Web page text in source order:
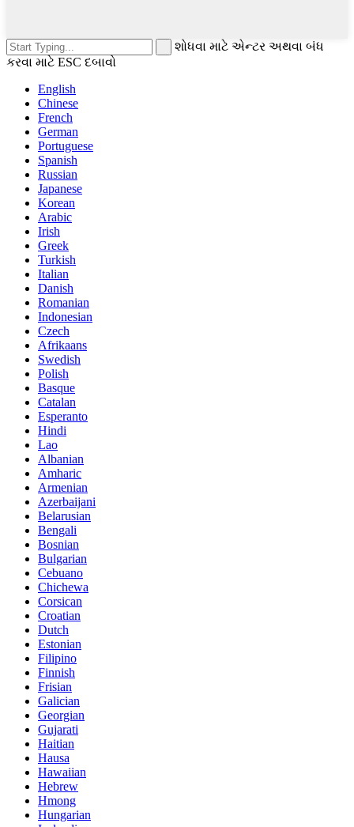
શોધવા માટે એન્ટર અથવા બંધ
કરવા માટે ESC દબાવો
English
Chinese
French
German
Portuguese
Spanish
Russian
Japanese
Korean
Arabic
Irish
Greek
Turkish
Italian
Danish
Romanian
Indonesian
Czech
Afrikaans
Swedish
Polish
Basque
Catalan
Esperanto
Hindi
Lao
Albanian
Amharic
Armenian
Azerbaijani
Belarusian
Bengali
Bosnian
Bulgarian
Cebuano
Chichewa
Corsican
Croatian
Dutch
Estonian
Filipino
Finnish
Frisian
Galician
Georgian
Gujarati
Haitian
Hausa
Hawaiian
Hebrew
Hmong
Hungarian